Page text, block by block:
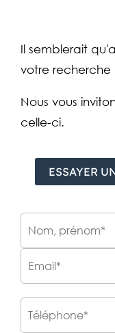
Il semblerait
votre recherche
Nous vous
celle-ci.
ESSAYER